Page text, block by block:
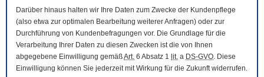
Darüber hinaus halten wir Ihre Daten zum Zwecke der Kundenpflege
(also etwa zur optimalen Bearbeitung weiterer Anfragen) oder zur
Durchführung von Kundenbefragungen vor. Die Grundlage für die
Verarbeitung Ihrer Daten zu diesen Zwecken ist die von Ihnen
abgegebene Einwilligung gemäßArt. 6 Absatz 1 lit. a DS-GVO. Diese
Einwilligung können Sie jederzeit mit Wirkung für die Zukunft widerrufen.